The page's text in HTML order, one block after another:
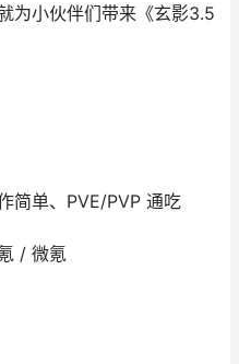
为小伙伴们带来《玄影3.5
简单、PVE/PVP 通吃
/ 微氪